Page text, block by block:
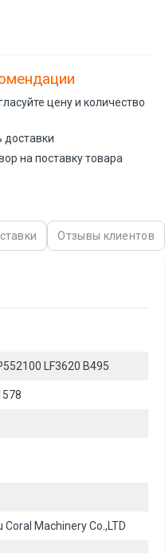
цену и количество
доставки
на поставку товара
Отзывы клиентов
LF3620 B495
Coral Machinery Co.,LTD